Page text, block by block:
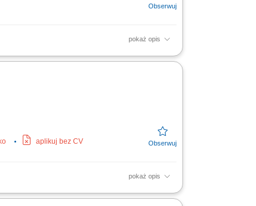
pokaż opis
dotyczące kwestii pobytu za
aplikuj bez CV
pokaż opis
Rejestrowanie spływających